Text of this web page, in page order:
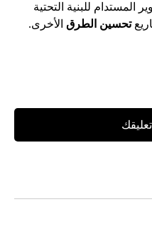
المستدام للبنية التحتية
تحسين الطرق الأخرى.